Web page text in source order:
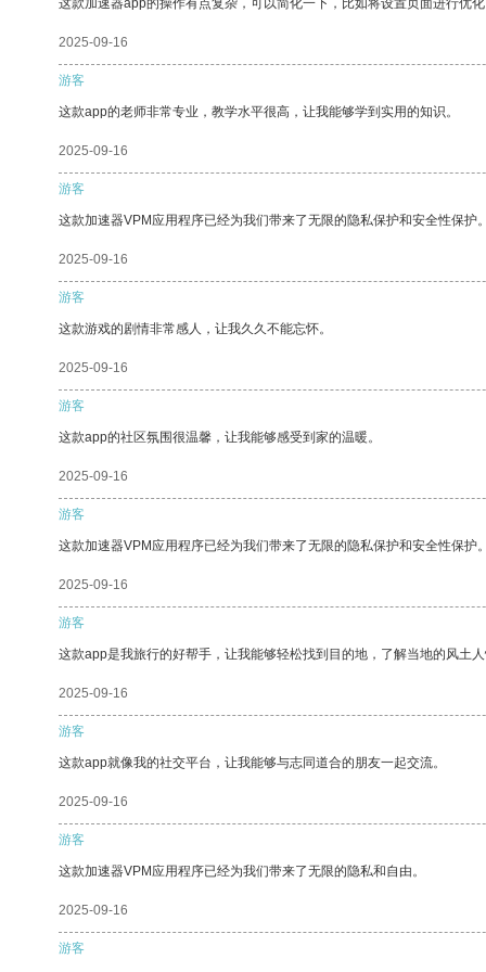
这款加速器app的操作有点复杂，可以简化一下，比如将设置页面进行优
2025-09-16
游客
这款app的老师非常专业，教学水平很高，让我能够学到实用的知识。
2025-09-16
游客
这款加速器VPM应用程序已经为我们带来了无限的隐私保护和安全性保护
2025-09-16
游客
这款游戏的剧情非常感人，让我久久不能忘怀。
2025-09-16
游客
这款app的社区氛围很温馨，让我能够感受到家的温暖。
2025-09-16
游客
这款加速器VPM应用程序已经为我们带来了无限的隐私保护和安全性保护
2025-09-16
游客
这款app是我旅行的好帮手，让我能够轻松找到目的地，了解当地的风土
2025-09-16
游客
这款app就像我的社交平台，让我能够与志同道合的朋友一起交流。
2025-09-16
游客
这款加速器VPM应用程序已经为我们带来了无限的隐私和自由。
2025-09-16
游客